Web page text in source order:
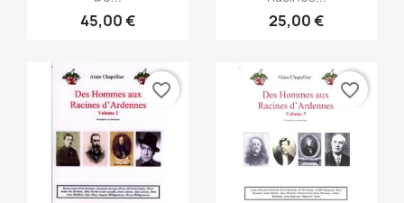
45,00 € 25,00 €
favorite_border favorite_border